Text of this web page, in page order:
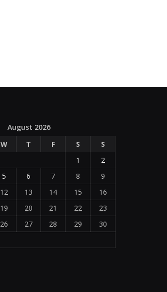
August 2026
W T F S
S
1
2
5 6 7 8
9
12 13 14 15
16
19 20 21 22
23
26 27 28 29
30